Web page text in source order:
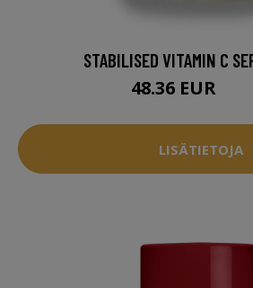
STABILISED VITAMIN C
48.36 EUR
LISÄTIETOJA